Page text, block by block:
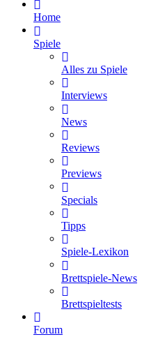
Home
Spiele
Alles zu Spiele
Interviews
News
Reviews
Previews
Specials
Tipps
Spiele-Lexikon
Brettspiele-News
Brettspieltests
Forum